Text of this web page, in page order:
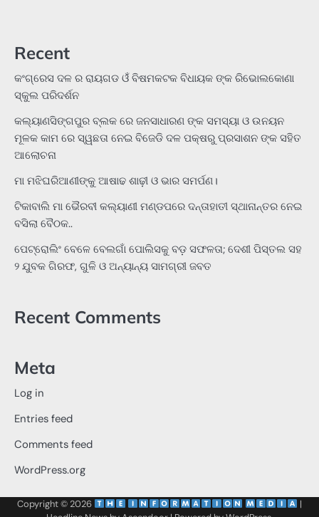
Recent
କଂଗ୍ରେସ ଦଳ ର ରାୟଗଡ ଓଁ ବିଷମକଟକ ବିଧାୟକ ଙ୍କ ରିଭୋଲକୋଣା
ସ୍କୁଲ ପରିଦର୍ଶନ
କଲ୍ୟାଣସିଙ୍ଗପୁର ବ୍ଲକ ରେ ଜନସାଧାରଣ ଙ୍କ ସମସ୍ୟା ଓ ଉନୟନ
ମୂଳକ କାମ ରେ ସ୍ୱଛତା ନେଇ ବିଜେଡି ଦଳ ପକ୍ଷରୁ ପ୍ରସାଶନ ଙ୍କ ସହିତ
ଆଲୋଚନା
ମା ମଝିଘରିଆଣୀଙ୍କୁ ଆଷାଢ ଶାଢ଼ୀ ଓ ଭାର ସମର୍ପଣ।
ଟିକାବାଲି ମା ଭୈରବୀ କଲ୍ୟାଣୀ ମଣ୍ଡପରେ ଦନ୍ତାହାତୀ ସ୍ଥାନାନ୍ତର ନେଇ
ବସିଲା ବୈଠକ..
ପେଟ୍ରୋଲିଂ ବେଳେ ବେଲଗାଁ ପୋଲିସକୁ ବଡ଼ ସଫଳତା; ଦେଶୀ ପିସ୍ତଲ ସହ
୨ ଯୁବକ ଗିରଫ, ଗୁଳି ଓ ଅନ୍ୟାନ୍ୟ ସାମଗ୍ରୀ ଜବତ
Recent Comments
Meta
Log in
Entries feed
Comments feed
WordPress.org
Copyright © 2026
|